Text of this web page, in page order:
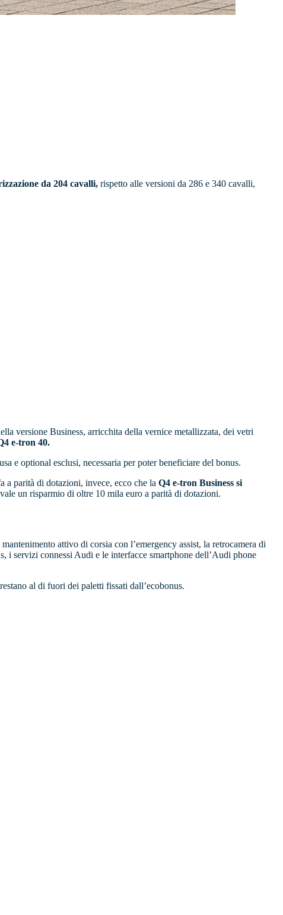
da 204 cavalli, rispetto alle versioni da 286 e 340 cavalli,
versione Business, arricchita della vernice metallizzata, dei vetri
e-tron 40.
e optional esclusi, necessaria per poter beneficiare del bonus.
a parità di dotazioni, invece, ecco che la Q4 e-tron Business si
un risparmio di oltre 10 mila euro a parità di dotazioni.
attivo di corsia con l’emergency assist, la retrocamera di
i servizi connessi Audi e le interfacce smartphone dell’Audi phone
al di fuori dei paletti fissati dall’ecobonus.